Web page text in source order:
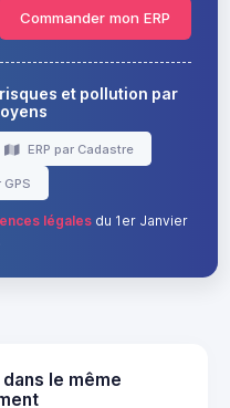
Commander mon ERP
et pollution par
ERP par Cadastre
GPS
légalesdu 1er Janvier
le même